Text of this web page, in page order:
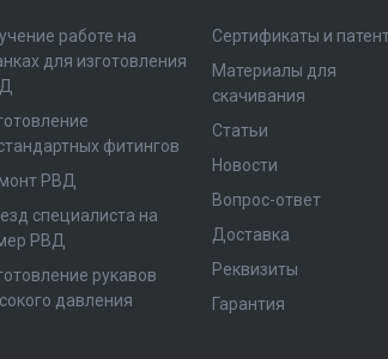
работе на
для изготовления
фитингов
РВД
специалиста на
РВД
рукавов
давления
Сертификаты и
Материалы для
скачивания
Статьи
Новости
Вопрос-ответ
Доставка
Реквизиты
Гарантия